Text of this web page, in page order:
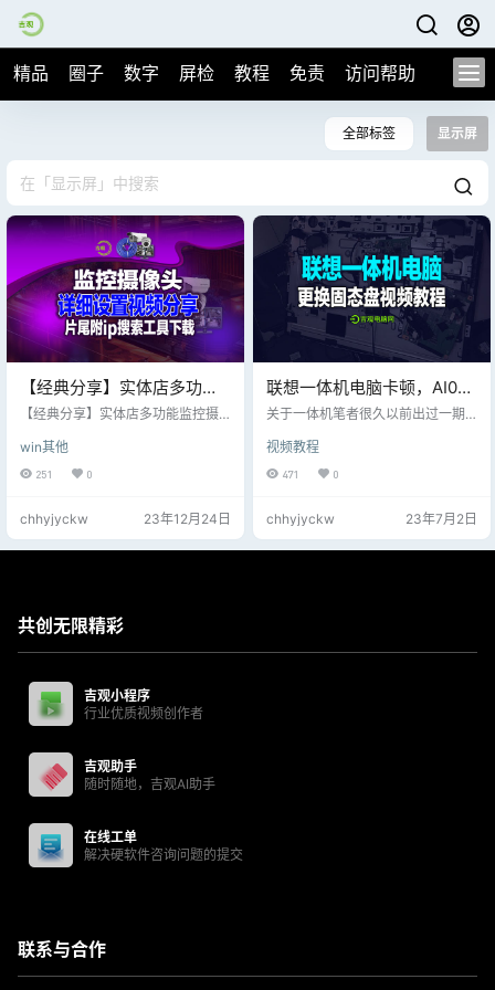
精品 圈子 数字 屏检 教程 免责 访问帮助
全部标签 显示屏
【经典分享】实体店多功能
监控摄像头的详细设置安装
工具【包邮】
【经典分享】实体店多功能监控摄
送ip地址搜索工具 多功能监控摄像
头，集成无线、回放、wifi、储存
win其他
251 0
chhyjyckw 23年12月24日
联想一体机电脑卡顿，AI0系
列一体机升级固态硬盘完整
关于一体机笔者很久以前出过一期
运，实际上一体机维修成本极高，
一旦主板出问题，整套需要更换，
视频教程
471 0
chhyjyckw 23年7月2日
共创无限精彩
吉观小程序
行业优质视频创作者
吉观助手
随时随地，吉观AI助手
在线工单
解决硬软件咨询问题的提交
联系与合作